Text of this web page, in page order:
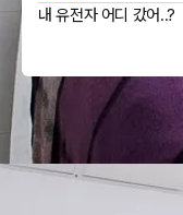
내 유전자 어디 갔어..?